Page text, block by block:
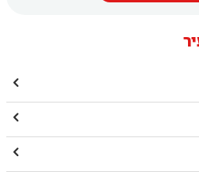


